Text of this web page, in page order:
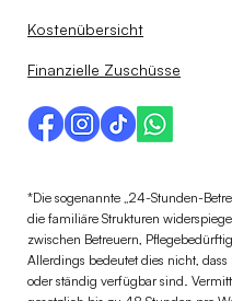
Kostenübersicht
Finanzielle Zuschüsse
*Die sogenannte „24-Stunden-
die familiäre Strukturen
zwischen Betreuern,
Allerdings bedeutet dies nicht,
oder ständig verfügbar sind.